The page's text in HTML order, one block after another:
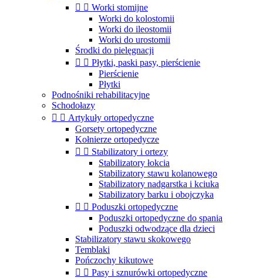
  Worki stomijne
Worki do kolostomii
Worki do ileostomii
Worki do urostomii
Środki do pielęgnacji
  Płytki, paski pasy, pierścienie
Pierścienie
Płytki
Podnośniki rehabilitacyjne
Schodołazy
  Artykuły ortopedyczne
Gorsety ortopedyczne
Kołnierze ortopedycze
  Stabilizatory i ortezy
Stabilizatory łokcia
Stabilizatory stawu kolanowego
Stabilizatory nadgarstka i kciuka
Stabilizatory barku i obojczyka
  Poduszki ortopedyczne
Poduszki ortopedyczne do spania
Poduszki odwodzące dla dzieci
Stabilizatory stawu skokowego
Temblaki
Pończochy kikutowe
  Pasy i sznurówki ortopedyczne